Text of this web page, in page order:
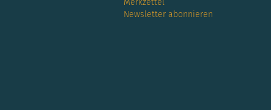
Merkzettel
Newsletter abonnieren